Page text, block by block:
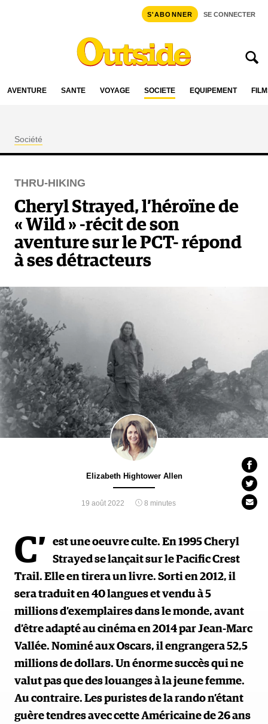
S'ABONNER SE CONNECTER
AVENTURE SANTÉ VOYAGE SOCIÉTÉ ÉQUIPEMENT
Société
THRU-HIKING
Cheryl Strayed, l’héroïne de
« Wild » -récit de son
aventure sur le PCT- répond
à ses détracteurs
Elizabeth Hightower Allen
19 août 2022 8 minutes
C’
est une oeuvre culte. En 1995 Cheryl
Strayed se lançait sur le Pacific Crest
Trail. Elle en tirera un livre. Sorti en 2012, il
sera traduit en 40 langues et vendu à 5
millions d’exemplaires dans le monde, avant
d’être adapté au cinéma en 2014 par Jean-Marc
Vallée. Nominé aux Oscars, il engrangera 52,5
millions de dollars. Un énorme succès qui ne
valut pas que des louanges à la jeune femme.
Au contraire. Les puristes de la rando n’étant
guère tendres avec cette Américaine de 26 ans